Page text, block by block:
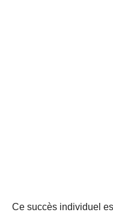
Ce succès individuel